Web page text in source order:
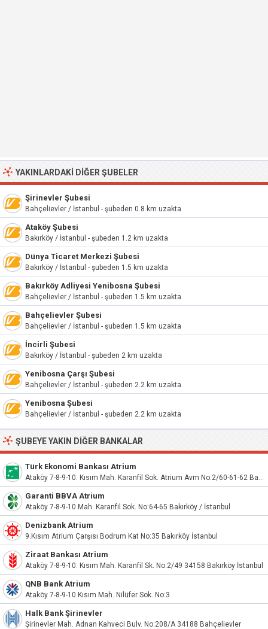
YAKINLARDAKI DIĞER ŞUBELER
Şirinevler Şubesi
Bahçelievler / İstanbul - şubeden 0.8 km uzakta
Ataköy Şubesi
Bakırköy / İstanbul - şubeden 1.2 km uzakta
Dünya Ticaret Merkezi Şubesi
Bakırköy / İstanbul - şubeden 1.5 km uzakta
Bakırköy Adliyesi Yenibosna Şubesi
Bahçelievler / İstanbul - şubeden 1.5 km uzakta
Bahçelievler Şubesi
Bahçelievler / İstanbul - şubeden 1.5 km uzakta
İncirli Şubesi
Bakırköy / İstanbul - şubeden 2 km uzakta
Yenibosna Çarşı Şubesi
Bahçelievler / İstanbul - şubeden 2.2 km uzakta
Yenibosna Şubesi
Bahçelievler / İstanbul - şubeden 2.2 km uzakta
ŞUBEYE YAKIN DIĞER BANKALAR
Türk Ekonomi Bankası Atrium
Ataköy 7-8-9-10. Kısım Mah. Karanfil Sok. Atrium Avm No:2/60-61-62 Bakırköy/İstanbul
Garanti BBVA Atrium
Ataköy 7-8-9-10 Mah. Karanfil Sok. No:64-65 Bakırköy / İstanbul
Denizbank Atrium
9.Kısım Atrium Çarşısı Bodrum Kat No:35 Bakırköy İstanbul
Ziraat Bankası Atrium
Ataköy 7-8-9-10. Kısım Mah. Karanfil Sk. No:2/49 34158 Bakırköy İstanbul
QNB Bank Atrium
Ataköy 7-8-9-10 Kısım Mah. Nilüfer Sok. No:3
Halk Bank Şirinevler
Şirinevler Mah. Adnan Kahveci Bulv. No:208/A 34188 Bahçelievler